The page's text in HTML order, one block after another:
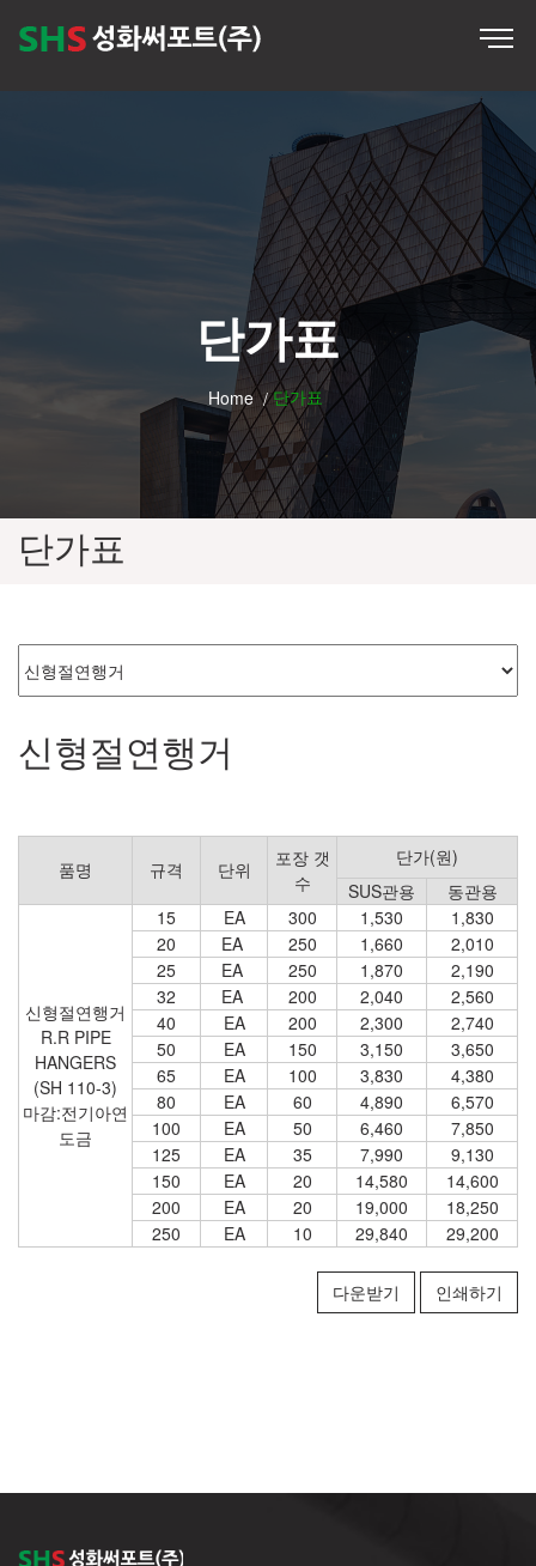
단가표
Home 단가표
단가표
신형절연행거
품명 규격 단위
포장 갯
수
단가(원)
SUS관용
동관용
신형절연행거
R.R PIPE
HANGERS
(SH 110-3)
마감:전기아연
도금
15 EA 300 1,530
1,830
20
EA 250 1,660
2,010
25
EA 250 1,870
2,190
32
EA 200 2,040
2,560
40
EA 200 2,300
2,740
50
EA 150 3,150
3,650
65
EA 100 3,830
4,380
80
EA 60 4,890
6,570
100
EA 50 6,460
7,850
125
EA 35 7,990
9,130
150
EA 20 14,580
14,600
200
EA 20 19,000
18,250
250
EA 10 29,840 29,200
다운받기 인쇄하기